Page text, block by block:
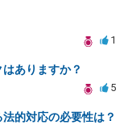
1
ありますか？
5
的対応の必要性は？